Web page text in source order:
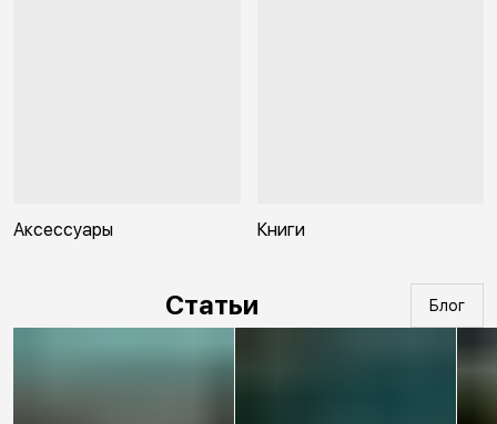
Аксессуары Книги
Статьи Блог